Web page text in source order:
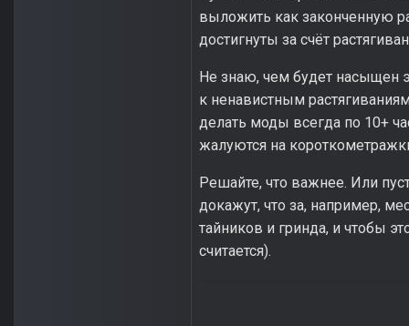
выложить как законченную
достигнуты за счёт
Не знаю, чем будет насыщен
к ненавистным
делать моды всегда по 10+
жалуются на
Решайте, что важнее. Или
докажут, что за, например,
тайников и гринда, и чтобы
считается).